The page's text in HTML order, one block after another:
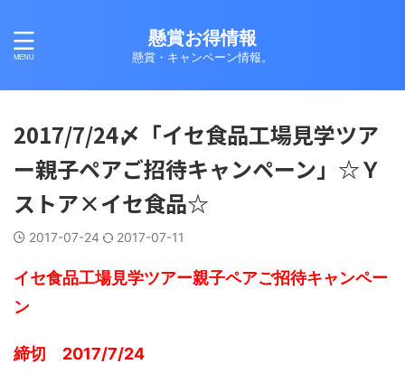
懸賞お得情報
懸賞・キャンペーン情報。
2017/7/24〆「イセ食品工場見学ツア
ー親子ペアご招待キャンペーン」☆Ｙ
ストア×イセ食品☆
2017-07-24 2017-07-11
イセ食品工場見学ツアー親子ペアご招待キャンペー
ン
締切 2017/7/24